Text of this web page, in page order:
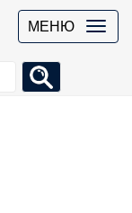
МЕНЮ